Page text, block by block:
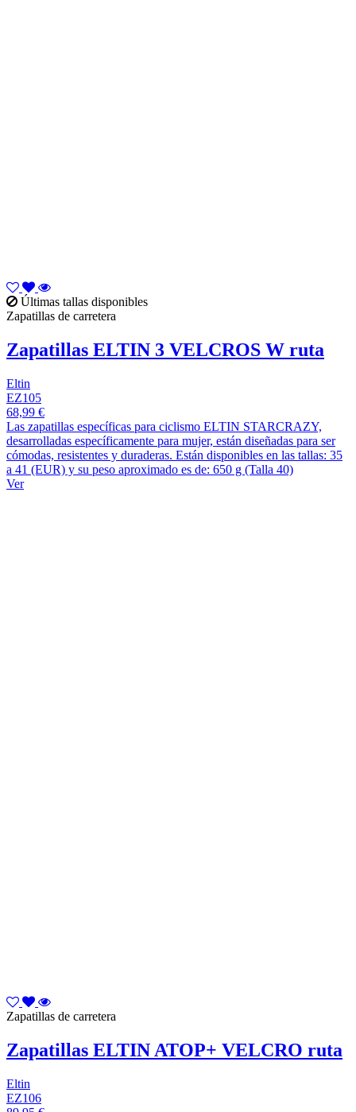
Últimas tallas disponibles
Zapatillas de carretera
Zapatillas ELTIN 3 VELCROS W ruta
Eltin
EZ105
68,99 €
Las zapatillas específicas para ciclismo ELTIN STARCRAZY,
desarrolladas específicamente para mujer, están diseñadas para ser
cómodas, resistentes y duraderas. Están disponibles en las tallas: 35
a 41 (EUR) y su peso aproximado es de: 650 g (Talla 40)
Ver
Zapatillas de carretera
Zapatillas ELTIN ATOP+ VELCRO ruta
Eltin
EZ106